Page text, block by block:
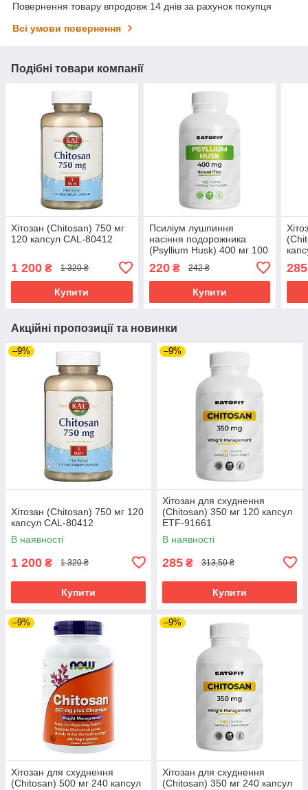
Повернення товару впродовж 14 днів за рахунок покупця
Всі умови повернення
Подібні товари компанії
Хітозан (Chitosan) 750 мг
120 капсул CAL-80412
1 200 ₴ 1 320 ₴
Купити
Псиліум лушпиння
насіння подорожника
(Psyllium Husk) 400 мг 100
220₴ 242 ₴
Купити
285
Акційні пропозиції та новинки
–9%
Хітозан (Chitosan) 750 мг 120
капсул CAL-80412
В наявності
1 200 ₴ 1 320 ₴
Купити
–9%
Хітозан для схуднення
(Chitosan) 350 мг 120 капсул
ETF-91661
В наявності
285 ₴ 313,50 ₴
Купити
–9%
Хітозан для схуднення
(Chitosan) 500 мг 240 капсул
–9%
Хітозан для схуднення
(Chitosan) 350 мг 240 капсул